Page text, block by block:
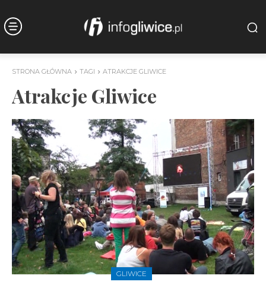
STRONA GŁÓWNA TAGI ATRAKCJE GLIWICE
Atrakcje Gliwice
GLIWICE